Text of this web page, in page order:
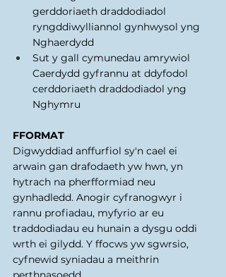
gerddoriaeth draddodiadol
ryngddiwylliannol gynhwysol yng
Nghaerdydd
Sut y gall cymunedau amrywiol
Caerdydd gyfrannu at ddyfodol
cerddoriaeth draddodiadol yng
Nghymru
FFORMAT
Digwyddiad anffurfiol sy'n cael ei
arwain gan drafodaeth yw hwn, yn
hytrach na pherfformiad neu
gynhadledd. Anogir cyfranogwyr i
rannu profiadau, myfyrio ar eu
traddodiadau eu hunain a dysgu oddi
wrth ei gilydd. Y ffocws yw sgwrsio,
cyfnewid syniadau a meithrin